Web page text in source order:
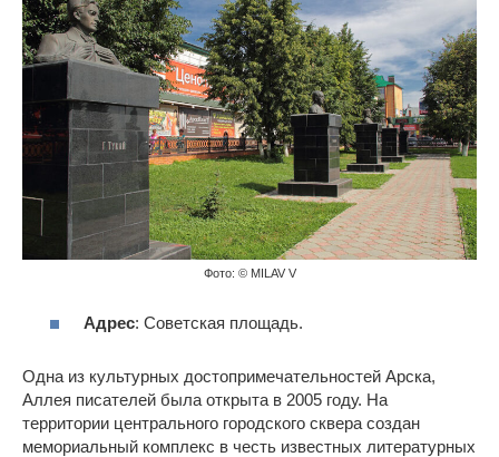
Фото: © MILAV V
Адрес: Советская площадь.
Одна из культурных достопримечательностей Арска,
Аллея писателей была открыта в 2005 году. На
территории центрального городского сквера создан
мемориальный комплекс в честь известных литературных